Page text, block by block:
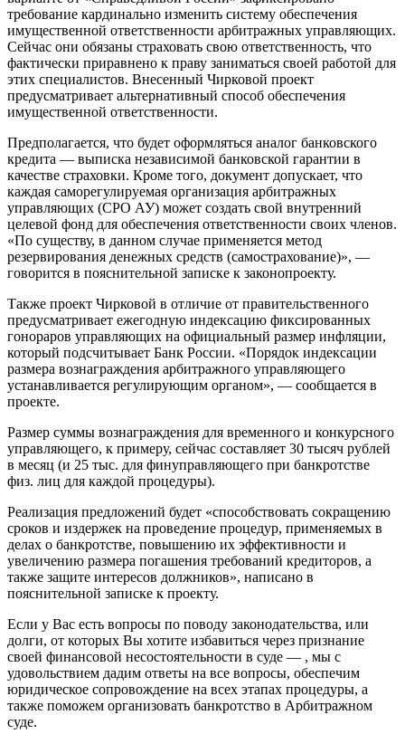
требование кардинально изменить систему обеспечения
имущественной ответственности арбитражных управляющих.
Сейчас они обязаны страховать свою ответственность, что
фактически приравнено к праву заниматься своей работой для
этих специалистов. Внесенный Чирковой проект
предусматривает альтернативный способ обеспечения
имущественной ответственности.
Предполагается, что будет оформляться аналог банковского
кредита — выписка независимой банковской гарантии в
качестве страховки. Кроме того, документ допускает, что
каждая саморегулируемая организация арбитражных
управляющих (СРО АУ) может создать свой внутренний
целевой фонд для обеспечения ответственности своих членов.
«По существу, в данном случае применяется метод
резервирования денежных средств (самострахование)», —
говорится в пояснительной записке к законопроекту.
Также проект Чирковой в отличие от правительственного
предусматривает ежегодную индексацию фиксированных
гонораров управляющих на официальный размер инфляции,
который подсчитывает Банк России. «Порядок индексации
размера вознаграждения арбитражного управляющего
устанавливается регулирующим органом», — сообщается в
проекте.
Размер суммы вознаграждения для временного и конкурсного
управляющего, к примеру, сейчас составляет 30 тысяч рублей
в месяц (и 25 тыс. для финуправляющего при банкротстве
физ. лиц для каждой процедуры).
Реализация предложений будет «способствовать сокращению
сроков и издержек на проведение процедур, применяемых в
делах о банкротстве, повышению их эффективности и
увеличению размера погашения требований кредиторов, а
также защите интересов должников», написано в
пояснительной записке к проекту.
Если у Вас есть вопросы по поводу законодательства, или
долги, от которых Вы хотите избавиться через признание
своей финансовой несостоятельности в суде — , мы с
удовольствием дадим ответы на все вопросы, обеспечим
юридическое сопровождение на всех этапах процедуры, а
также поможем организовать банкротство в Арбитражном
суде.